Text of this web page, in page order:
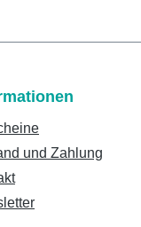
und Zahlung